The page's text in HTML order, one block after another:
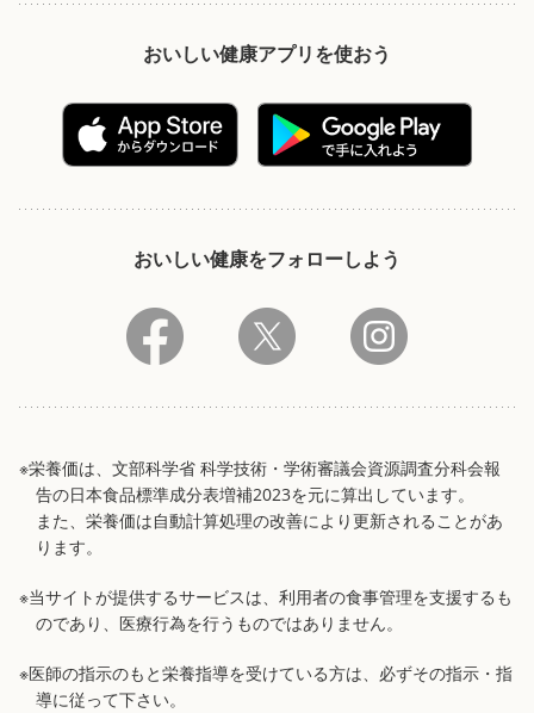
おいしい健康アプリを使おう
おいしい健康をフォローしよう
※栄養価は、文部科学省 科学技術・学術審議会資源調査分科会報
告の日本食品標準成分表増補2023を元に算出しています。
また、栄養価は自動計算処理の改善により更新されることがあ
ります。
※当サイトが提供するサービスは、利用者の食事管理を支援するも
のであり、医療行為を行うものではありません。
※医師の指示のもと栄養指導を受けている方は、必ずその指示・指
導に従って下さい。